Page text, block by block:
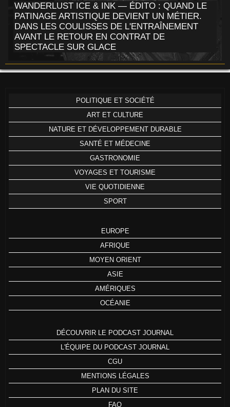
WANDERLUST ICE & INK — ÉDITO : QUAND LE
PATINAGE ARTISTIQUE DEVIENT UN MÉTIER.
DANS LES COULISSES DE L'ENTRAÎNEMENT
AVANT LE RETOUR EN CONTRAT DE
SPECTACLE SUR GLACE
POLITIQUE ET SOCIÉTÉ
ART ET CULTURE
NATURE ET DÉVELOPPEMENT DURABLE
SANTÉ ET MÉDECINE
GASTRONOMIE
VOYAGES ET TOURISME
VIE QUOTIDIENNE
SPORT
EUROPE
AFRIQUE
MOYEN ORIENT
ASIE
AMÉRIQUES
OCÉANIE
DÉCOUVRIR LE PODCAST JOURNAL
L'ÉQUIPE DU PODCAST JOURNAL
CGU
MENTIONS LÉGALES
PLAN DU SITE
FAQ